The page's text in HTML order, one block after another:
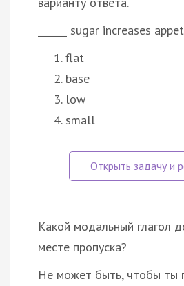
______ sugar increases
flat
base
low
small
Какой модальный глагол
месте пропуска?
He может быть, чтобы ты